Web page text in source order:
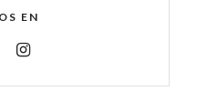
EN